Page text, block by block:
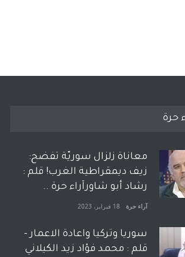
حرة
معاناة زلزال سوريّة تفضح:
زيف ديمقراطية الغرب! قلم :
رشاد أبو شاورآراء حرة ..
آراء حرة 18 فبراير، 2023
سوريا وتركيا واعادة الاعمار -
قلم : محمد فؤاد زيد الكيلاني